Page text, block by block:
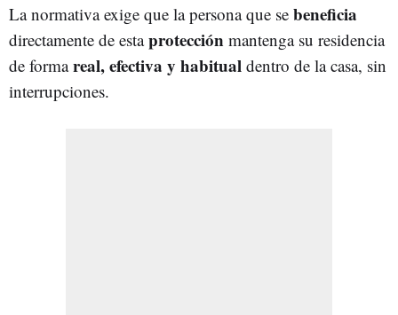
La normativa exige que la persona que se beneficia
directamente de estaprotección mantenga su residencia
de formareal, efectiva y habitual dentro de la casa, sin
interrupciones.